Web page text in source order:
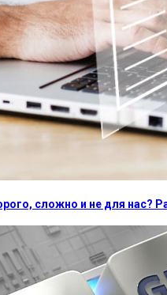
сложно и не для нас?